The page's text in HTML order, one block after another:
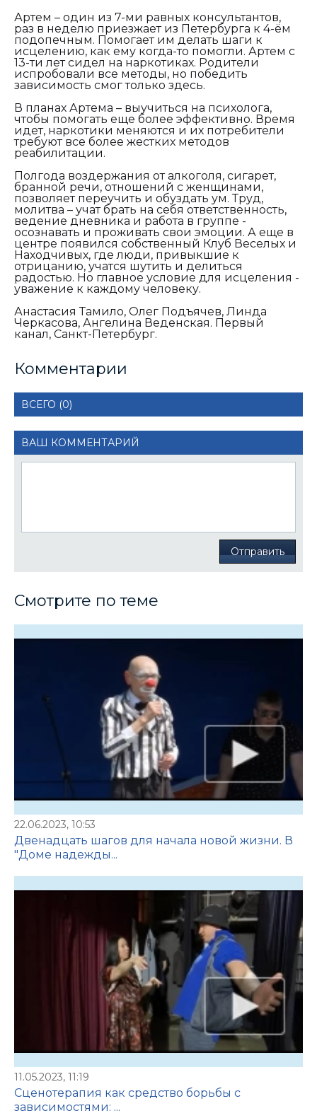
Артем – один из 7-ми равных консультантов,
раз в неделю приезжает из Петербурга к 4-ём
подопечным. Помогает им делать шаги к
исцелению, как ему когда-то помогли. Артем с
13-ти лет сидел на наркотиках. Родители
испробовали все методы, но победить
зависимость смог только здесь.
В планах Артема – выучиться на психолога,
чтобы помогать еще более эффективно. Время
идет, наркотики меняются и их потребители
требуют все более жестких методов
реабилитации.
Полгода воздержания от алкоголя, сигарет,
бранной речи, отношений с женщинами,
позволяет переучить и обуздать ум. Труд,
молитва – учат брать на себя ответственность,
ведение дневника и работа в группе -
осознавать и проживать свои эмоции. А еще в
центре появился собственный Клуб Веселых и
Находчивых, где люди, привыкшие к
отрицанию, учатся шутить и делиться
радостью. Но главное условие для исцеления -
уважение к каждому человеку.
Анастасия Тамило, Олег Подъячев, Линда
Черкасова, Ангелина Веденская. Первый
канал, Санкт-Петербург.
Комментарии
ВСЕГО (0)
ВАШ КОММЕНТАРИЙ
Отправить
Смотрите по теме
22.06.2023, 10:53
Двенадцать шагов для начала новой жизни. В
"Доме надежды...
11.05.2023, 11:19
Сценотерапия как средство борьбы с
зависимостями: ...